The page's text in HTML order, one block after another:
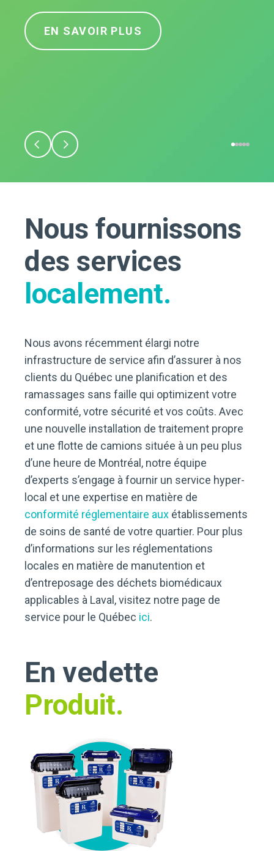
EN SAVOIR PLUS
Nous fournissons
des services
localement.
Nous avons récemment élargi notre
infrastructure de service afin d’assurer à nos
clients du Québec une planification et des
ramassages sans faille qui optimizent votre
conformité, votre sécurité et vos coûts. Avec
une nouvelle installation de traitement propre
et une flotte de camions située à un peu plus
d’une heure de Montréal, notre équipe
d’experts s’engage à fournir un service hyper-
local et une expertise en matière de
conformité réglementaire aux établissements
de soins de santé de votre quartier. Pour plus
d’informations sur les réglementations
locales en matière de manutention et
d’entreposage des déchets biomédicaux
applicables à Laval, visitez notre page de
service pour le Québec ici.
En vedette
Produit.